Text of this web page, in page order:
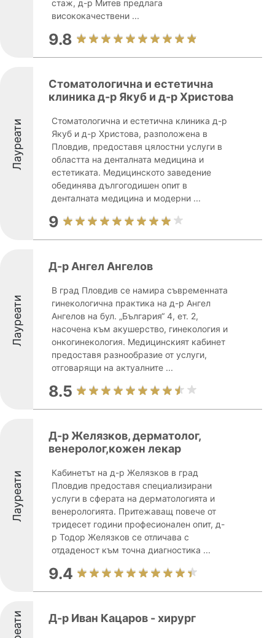
стаж, д-р Митев предлага
висококачествени ...
9.8
Лауреати
Стоматологична и естетична
клиника д-р Якуб и д-р Христова
Стоматологична и естетична клиника д-р
Якуб и д-р Христова, разположена в
Пловдив, предоставя цялостни услуги в
областта на денталната медицина и
естетиката. Медицинското заведение
обединява дългогодишен опит в
денталната медицина и модерни ...
9
Лауреати
Д-р Ангел Ангелов
В град Пловдив се намира съвременната
гинекологична практика на д-р Ангел
Ангелов на бул. „България“ 4, ет. 2,
насочена към акушерство, гинекология и
онкогинекология. Медицинският кабинет
предоставя разнообразие от услуги,
отговарящи на актуалните ...
8.5
Лауреати
Д-р Желязков, дерматолог,
венеролог,кожен лекар
Кабинетът на д-р Желязков в град
Пловдив предоставя специализирани
услуги в сферата на дерматологията и
венерологията. Притежаващ повече от
тридесет години професионален опит, д-
р Тодор Желязков се отличава с
отдаденост към точна диагностика ...
9.4
Д-р Иван Кацаров - хирург